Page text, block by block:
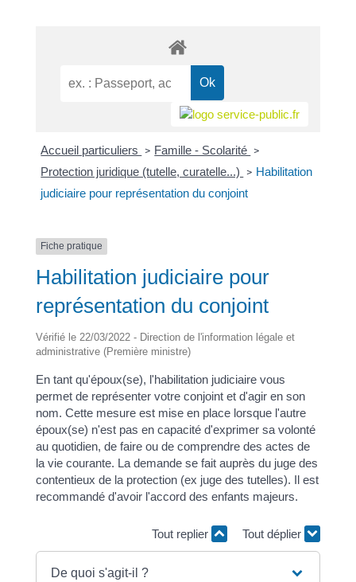
Accueil particuliers > Famille - Scolarité >
Protection juridique (tutelle, curatelle...) > Habilitation
judiciaire pour représentation du conjoint
Fiche pratique
Habilitation judiciaire pour
représentation du conjoint
Vérifié le 22/03/2022 - Direction de l'information légale et
administrative (Première ministre)
En tant qu'époux(se), l'habilitation judiciaire vous
permet de représenter votre conjoint et d'agir en son
nom. Cette mesure est mise en place lorsque l'autre
époux(se) n'est pas en capacité d'exprimer sa volonté
au quotidien, de faire ou de comprendre des actes de
la vie courante. La demande se fait auprès du juge des
contentieux de la protection (ex juge des tutelles). Il est
recommandé d'avoir l'accord des enfants majeurs.
Tout replier Tout déplier
De quoi s'agit-il ?